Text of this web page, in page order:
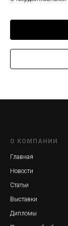
О КОМПАНИИ
Главная
Новости
Статьи
Выставки
Дипломы